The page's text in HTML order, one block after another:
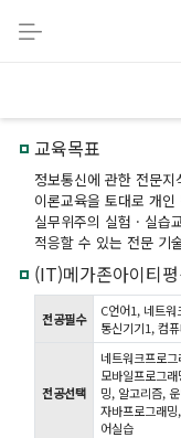
교육목표
정보통신에 관한 전문
이론교육을 토대로 개
실무위주의 실험 · 실습
적응할 수 있는 전문 기
(IT)메가존아이티
전공필수
C언어1, 네트
통신기기1, 컴
전공선택
네트워크프로
모바일프로그
밍, 알고리즘,
자바프로그래
어실습